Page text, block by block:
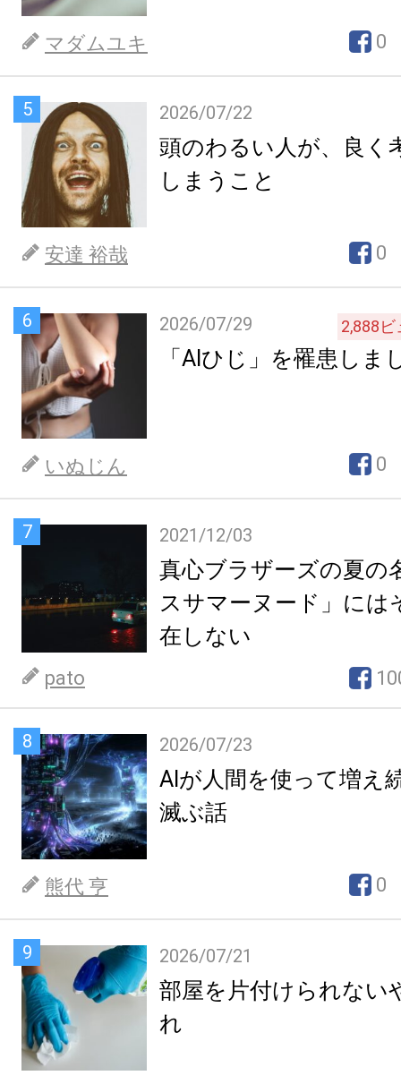
マダムユキ 0
5 2026/07/22
頭のわるい人が、良く
しまうこと
安達 裕哉 0
6 2026/07/29 2,888ビ
「AIひじ」を罹患しま
いぬじん 0
7 2021/12/03
真心ブラザーズの夏の
スサマーヌード」には
在しない
pato
8 2026/07/23
AIが人間を使って増え
滅ぶ話
熊代 亨 0
9 2026/07/21
部屋を片付けられない
れ